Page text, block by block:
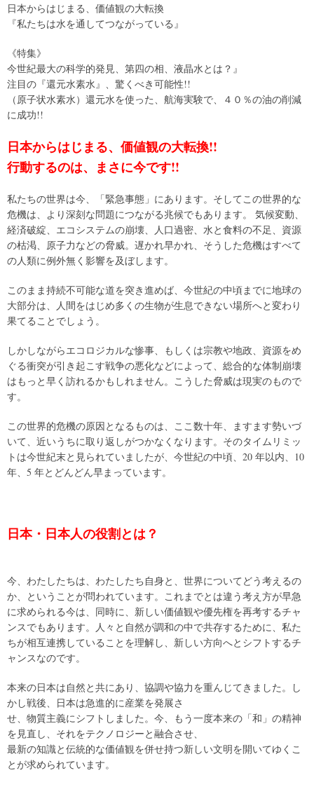
日本からはじまる、価値観の大転換
『私たちは水を通してつながっている』
《特集》
今世紀最大の科学的発見、第四の相、液晶水とは？』
注目の『還元水素水』、驚くべき可能性!!
（原子状水素水）還元水を使った、航海実験で、４０％の油の削減
に成功!!
日本からはじまる、価値観の大転換!!
行動するのは、まさに今です!!
私たちの世界は今、「緊急事態」にあります。そしてこの世界的な
危機は、より深刻な問題につながる兆候でもあります。 気候変動、
経済破綻、エコシステムの崩壊、人口過密、水と食料の不足、資源
の枯渇、原子力などの脅威。遅かれ早かれ、そうした危機はすべて
の人類に例外無く影響を及ぼします。
このまま持続不可能な道を突き進めば、今世紀の中頃までに地球の
大部分は、人間をはじめ多くの生物が生息できない場所へと変わり
果てることでしょう。
しかしながらエコロジカルな惨事、もしくは宗教や地政、資源をめ
ぐる衝突が引き起こす戦争の悪化などによって、総合的な体制崩壊
はもっと早く訪れるかもしれません。こうした脅威は現実のもので
す。
この世界的危機の原因となるものは、ここ数十年、ますます勢いづ
いて、近いうちに取り返しがつかなくなります。そのタイムリミッ
トは今世紀末と見られていましたが、今世紀の中頃、20 年以内、10
年、5 年とどんどん早まっています。
日本・日本人の役割とは？
今、わたしたちは、わたしたち自身と、世界についてどう考えるの
か、ということが問われています。これまでとは違う考え方が早急
に求められる今は、同時に、新しい価値観や優先権を再考するチャ
ンスでもあります。人々と自然が調和の中で共存するために、私た
ちが相互連携していることを理解し、新しい方向へとシフトするチ
ャンスなのです。
本来の日本は自然と共にあり、協調や協力を重んじてきました。し
かし戦後、日本は急進的に産業を発展さ
せ、物質主義にシフトしました。今、もう一度本来の「和」の精神
を見直し、それをテクノロジーと融合させ、
最新の知識と伝統的な価値観を併せ持つ新しい文明を開いてゆくこ
とが求められています。